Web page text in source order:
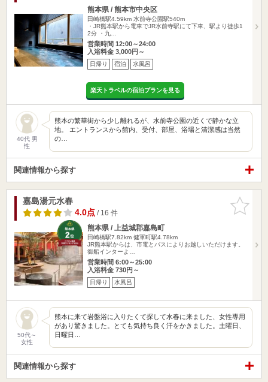
熊本県 / 熊本市中央区
田崎橋駅4.59km 水前寺公園駅540m
・JR熊本駅から電車でJR水前寺駅にて下車、駅より徒歩1
2分 ・九…
営業時間 12:00～24:00
入浴料金 3,000円～
日帰り 宿泊 水風呂
楽天トラベルの宿泊プランを見る
40代 男
性
熊本の繁華街から少し離れるが、水前寺公園の近くで静かな立
地。 エントランスから館内、受付、部屋、浴場と清潔感は当然
の…
関連情報から探す
お気に入
りに追加
嘉島湯元水春
4.0点/ 16 件
熊本県 / 上益城郡嘉島町
田崎橋駅7.82km 健軍町駅4.78km
JR熊本駅からは、市電とバスによりお越しいただけます。
御船インターよ…
営業時間 6:00～25:00
入浴料金 730円～
日帰り 水風呂
50代～
女性
熊本に来て岩盤浴に入りたくて探して水春に来ました、女性専用
があり驚きました。とても気持ち良く汗をかきました。土曜日、
日曜日…
関連情報から探す